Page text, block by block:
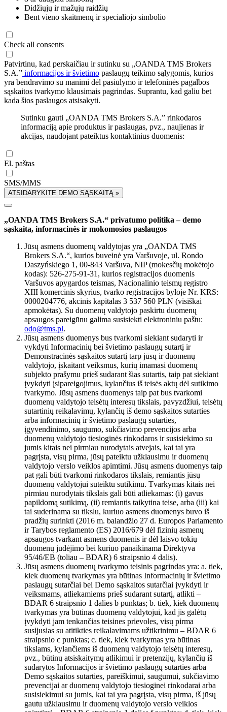
Didžiųjų ir mažųjų raidžių
Bent vieno skaitmenų ir specialiojo simbolio
Check all consents
Patvirtinu, kad perskaičiau ir sutinku su „OANDA TMS Brokers
S.A.” informacijos ir švietimo paslaugų teikimo sąlygomis, kurios
yra bendravimo su manimi dėl pasiūlymo ir telefoninės pagalbos
sąskaitos tvarkymo klausimais pagrindas. Suprantu, kad galiu bet
kada šios paslaugos atsisakyti.
Sutinku gauti „OANDA TMS Brokers S.A.” rinkodaros
informaciją apie produktus ir paslaugas, pvz., naujienas ir
akcijas, naudojant pateiktus kontaktinius duomenis:
El. paštas
SMS/MMS
ATSIDARYKITE DEMO SĄSKAITĄ »
„OANDA TMS Brokers S.A.“ privatumo politika – demo
sąskaita, informacinės ir mokomosios paslaugos
Jūsų asmens duomenų valdytojas yra „OANDA TMS
Brokers S.A.“, kurios buveinė yra Varšuvoje, ul. Rondo
Daszyńskiego 1, 00-843 Varšuva, NIP (mokesčių mokėtojo
kodas): 526-275-91-31, kurios registracijos duomenis
Varšuvos apygardos teismas, Nacionalinio teismų registro
XIII komercinis skyrius, tvarko registracijos byloje Nr. KRS:
0000204776, akcinis kapitalas 3 537 560 PLN (visiškai
apmokėtas). Su duomenų valdytojo paskirtu duomenų
apsaugos pareigūnu galima susisiekti elektroniniu paštu:
odo@tms.pl.
Jūsų asmens duomenys bus tvarkomi siekiant sudaryti ir
vykdyti Informacinių bei švietimo paslaugų sutartį ir
Demonstracinės sąskaitos sutartį tarp jūsų ir duomenų
valdytojo, įskaitant veiksmus, kurių imamasi duomenų
subjekto prašymu prieš sudarant šias sutartis, taip pat siekiant
įvykdyti įsipareigojimus, kylančius iš teisės aktų dėl sutikimo
tvarkymo. Jūsų asmens duomenys taip pat bus tvarkomi
duomenų valdytojo teisėtų interesų tikslais, pavyzdžiui, teisėtų
sutartinių reikalavimų, kylančių iš demo sąskaitos sutarties
arba informacinių ir švietimo paslaugų sutarties,
įgyvendinimo, saugumo, sukčiavimo prevencijos arba
duomenų valdytojo tiesioginės rinkodaros ir susisiekimo su
jumis kitais nei pirmiau nurodytais atvejais, kai tai yra
pagrįsta, visų pirma, jūsų pateiktu užklausimu ir duomenų
valdytojo verslo veiklos apimtimi. Jūsų asmens duomenys taip
pat gali būti tvarkomi rinkodaros tikslais, remiantis jūsų
duomenų valdytojui suteiktu sutikimu. Tvarkymas kitais nei
pirmiau nurodytais tikslais gali būti atliekamas: (i) gavus
papildomą sutikimą, (ii) remiantis taikytina teise, arba (iii) kai
tai suderinama su tikslu, kuriuo asmens duomenys buvo iš
pradžių surinkti (2016 m. balandžio 27 d. Europos Parlamento
ir Tarybos reglamento (ES) 2016/679 dėl fizinių asmenų
apsaugos tvarkant asmens duomenis ir dėl laisvo tokių
duomenų judėjimo bei kuriuo panaikinama Direktyva
95/46/EB (toliau – BDAR) 6 straipsnio 4 dalis).
Jūsų asmens duomenų tvarkymo teisinis pagrindas yra: a. tiek,
kiek duomenų tvarkymas yra būtinas Informacinių ir švietimo
paslaugų sutarčiai bei Demo sąskaitos sutarčiai įvykdyti ir
veiksmams, atliekamiems prieš sudarant sutartį, atlikti –
BDAR 6 straipsnio 1 dalies b punktas; b. tiek, kiek duomenų
tvarkymas yra būtinas duomenų valdytojui, kad jis galėtų
įvykdyti jam tenkančias teisines prievoles, visų pirma
susijusias su atitikties reikalavimams užtikrinimu – BDAR 6
straipsnio c punktas; c. tiek, kiek tvarkymas yra būtinas
tikslams, kylančiems iš duomenų valdytojo teisėtų interesų,
pvz., būtinų atsiskaitymų atlikimui ir pretenzijų, kylančių iš
sudarytos Informacijos ir švietimo paslaugų sutarties arba
Demo sąskaitos sutarties, pareiškimui, saugumui, sukčiavimo
prevencijai ar duomenų valdytojo tiesioginei rinkodarai arba
susisiekimui su jumis, kai tai yra pagrįsta, visų pirma, iš jūsų
gautu užklausimu ir duomenų valdytojo verslo veiklos